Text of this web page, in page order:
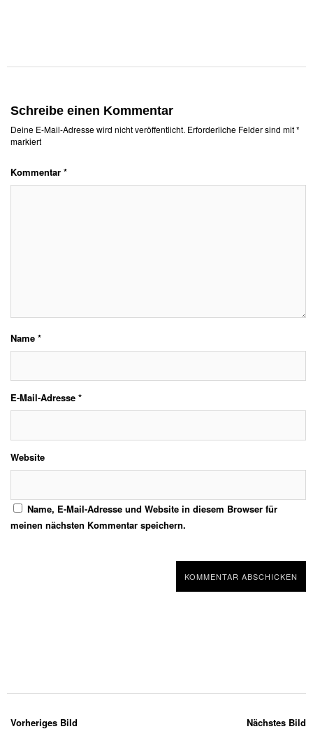
Schreibe einen Kommentar
Deine E-Mail-Adresse wird nicht veröffentlicht. Erforderliche Felder sind mit*
markiert
Kommentar *
Name *
E-Mail-Adresse *
Website
Name, E-Mail-Adresse und Website in diesem Browser für
meinen nächsten Kommentar speichern.
Nächstes Bild
Vorheriges Bild